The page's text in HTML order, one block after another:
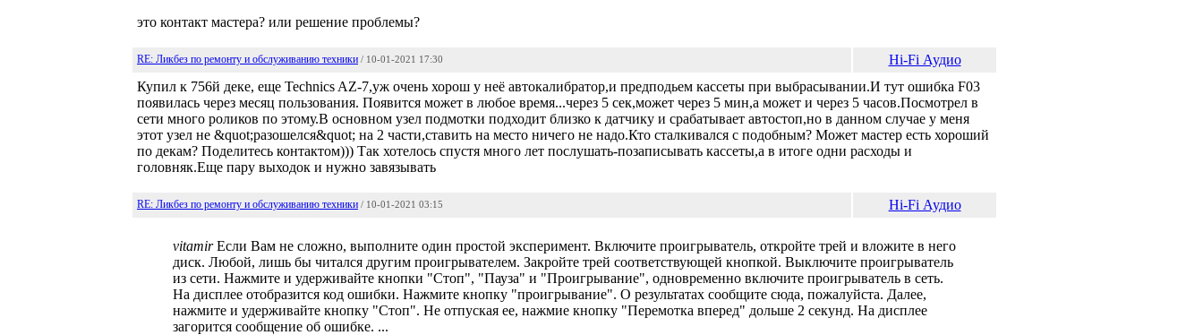
это контакт мастера? или решение проблемы?
RE: Ликбез по ремонту и обслуживанию техники / 10-01-2021 17:30
Hi-Fi Аудио
Купил к 756й деке, еще Technics AZ-7,уж очень хорош у неё автокалибратор,и предподьем кассеты при выбрасывании.И тут ошибка F03
появилась через месяц пользования. Появится может в любое время...через 5 сек,может через 5 мин,а может и через 5 часов.Посмотрел в
сети много роликов по этому.В основном узел подмотки подходит близко к датчику и срабатывает автостоп,но в данном случае у меня
этот узел не &quot;разошелся&quot; на 2 части,ставить на место ничего не надо.Кто сталкивался с подобным? Может мастер есть хороший
по декам? Поделитесь контактом))) Так хотелось спустя много лет послушать-позаписывать кассеты,а в итоге одни расходы и
головняк.Еще пару выходок и нужно завязывать
RE: Ликбез по ремонту и обслуживанию техники / 10-01-2021 03:15 Hi-Fi Аудио
vitamirЕсли Вам не сложно, выполните один простой эксперимент. Включите проигрыватель, откройте трей и вложите в него
диск. Любой, лишь бы читался другим проигрывателем. Закройте трей соответствующей кнопкой. Выключите проигрыватель
из сети. Нажмите и удерживайте кнопки "Стоп", "Пауза" и "Проигрывание", одновременно включите проигрыватель в сеть.
На дисплее отобразится код ошибки. Нажмите кнопку "проигрывание". О результатах сообщите сюда, пожалуйста. Далее,
нажмите и удерживайте кнопку "Стоп". Не отпуская ее, нажмие кнопку "Перемотка вперед" дольше 2 секунд. На дисплее
загорится сообщение об ошибке. ...